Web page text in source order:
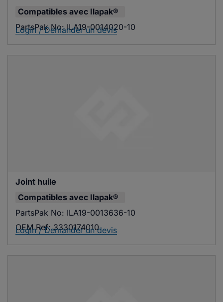
Compatibles avec Ilapak®
PartsPak No:ILA19-0014020-10
Login / Demander un devis
Joint huile
Compatibles avec Ilapak®
PartsPak No: ILA19-0013636-10
OEM Ref: 3330174010
Login / Demander un devis